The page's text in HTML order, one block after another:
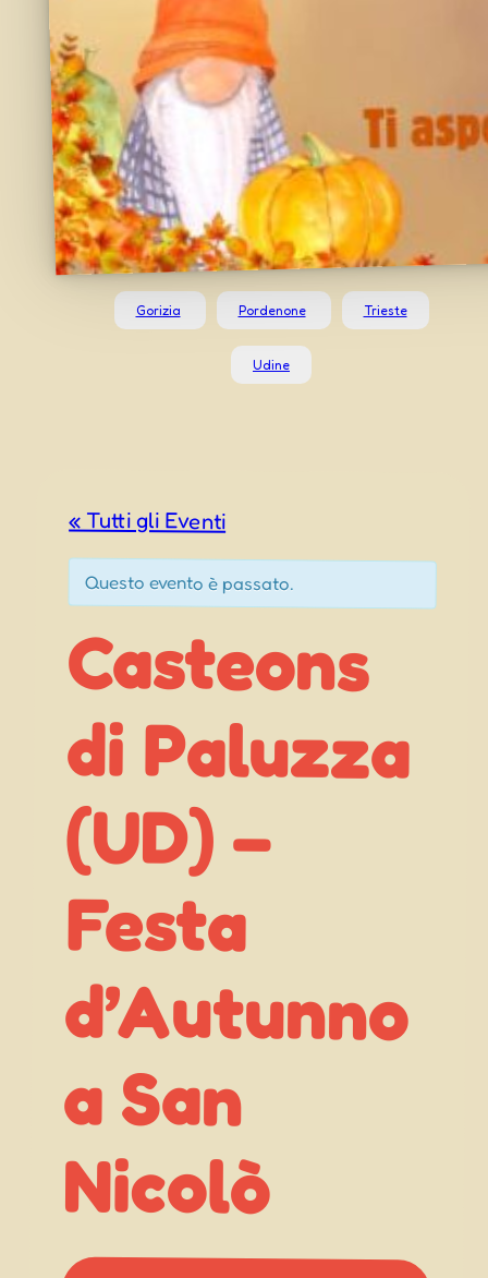
Gorizia Pordenone Trieste
Udine
« Tutti gli Eventi
Questo evento è passato.
Casteons
di Paluzza
(UD) –
Festa
d’Autunno
a San
Nicolò